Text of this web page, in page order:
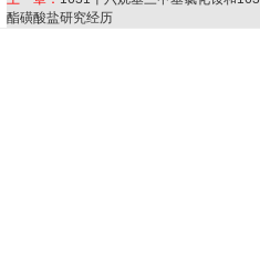
酯磺酸盐研究经历